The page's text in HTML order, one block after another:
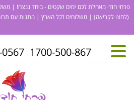
פרחי חודי מאחלת לכם ימים שקטים - ביחד ננצח! |
(לחצו לקריאה) | משלוחים לכל הארץ | מתנות עם
1700-500-867